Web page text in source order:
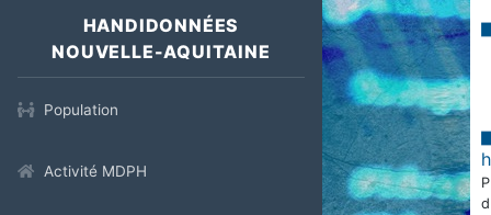
HANDIDONNÉES
NOUVELLE-AQUITAINE
Population
Activité MDPH